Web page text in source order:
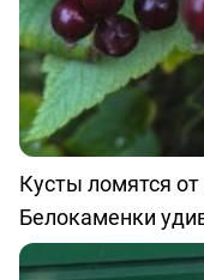
Кусты ломятся
Белокаменки